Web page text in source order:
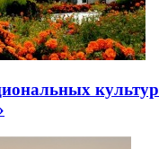
культур